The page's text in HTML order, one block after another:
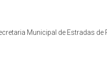
Municipal de Estradas de